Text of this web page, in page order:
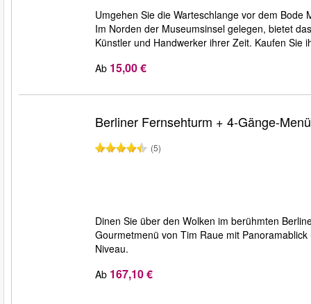
Umgehen Sie die Warteschlange vor dem
Im Norden der Museumsinsel gelegen, bietet
Künstler und Handwerker ihrer Zeit. Kaufen Sie
Ab 15,00 €
Berliner Fernsehturm + 4-Gänge-Menü
(5)
Dinen Sie über den Wolken im berühmten
Gourmetmenü von Tim Raue mit
Niveau.
Ab 167,10 €